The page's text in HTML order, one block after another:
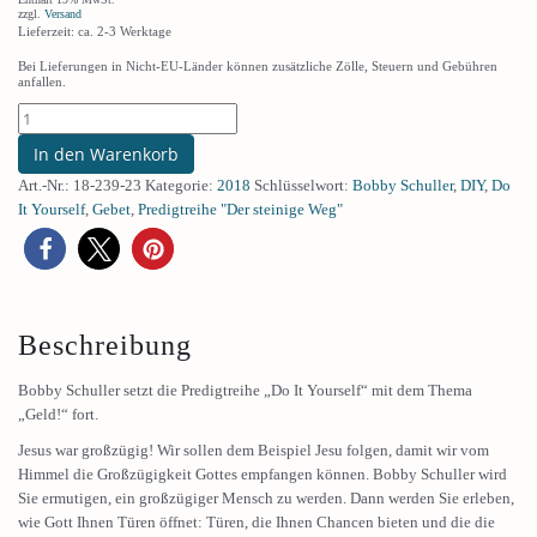
zzgl. Versand
Lieferzeit: ca. 2-3 Werktage
Bei Lieferungen in Nicht-EU-Länder können zusätzliche Zölle, Steuern und Gebühren
anfallen.
In den Warenkorb
Art.-Nr.: 18-239-23 Kategorie: 2018 Schlüsselwort: Bobby Schuller, DIY, Do
It Yourself, Gebet, Predigtreihe "Der steinige Weg"
Beschreibung
Bobby Schuller setzt die Predigtreihe „Do It Yourself“ mit dem Thema
„Geld!“ fort.
Jesus war großzügig! Wir sollen dem Beispiel Jesu folgen, damit wir vom
Himmel die Großzügigkeit Gottes empfangen können. Bobby Schuller wird
Sie ermutigen, ein großzügiger Mensch zu werden. Dann werden Sie erleben,
wie Gott Ihnen Türen öffnet: Türen, die Ihnen Chancen bieten und die die